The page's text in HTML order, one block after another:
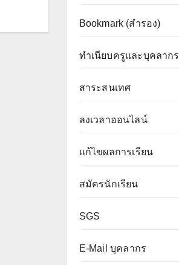
Bookmark (สำรอง)
ทำเนียบครูและบุคลากร
สาระสนเทศ
ลงเวลาออนไลน์
แก้ไขผลการเรียน
สมัครนักเรียน
SGS
E-Mail บุคลากร